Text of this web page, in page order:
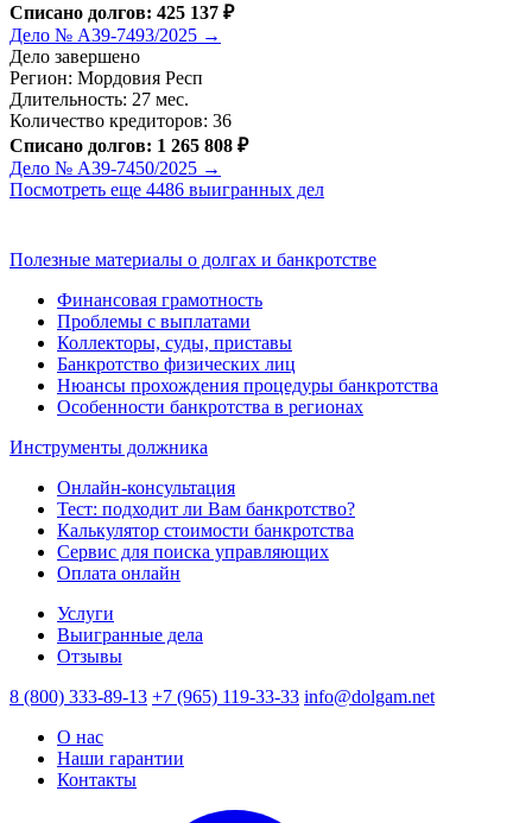
Списано долгов: 425 137 ₽
Дело № А39-7493/2025 →
Дело завершено
Регион: Мордовия Респ
Длительность: 27 мес.
Количество кредиторов: 36
Списано долгов: 1 265 808 ₽
Дело № А39-7450/2025 →
Посмотреть еще 4486 выигранных дел
Полезные материалы о долгах и банкротстве
Финансовая грамотность
Проблемы с выплатами
Коллекторы, суды, приставы
Банкротство физических лиц
Нюансы прохождения процедуры банкротства
Особенности банкротства в регионах
Инструменты должника
Онлайн-консультация
Тест: подходит ли Вам банкротство?
Калькулятор стоимости банкротства
Сервис для поиска управляющих
Оплата онлайн
Услуги
Выигранные дела
Отзывы
8 (800) 333-89-13 +7 (965) 119-33-33 info@dolgam.net
О нас
Наши гарантии
Контакты